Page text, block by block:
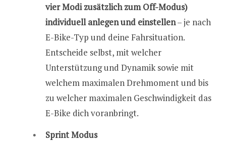
vier Modi zusätzlich zum Off-Modus)
individuell anlegen und einstellen– je nach
E-Bike-Typ und deine Fahrsituation.
Entscheide selbst, mit welcher
Unterstützung und Dynamik sowie mit
welchem maximalen Drehmoment und bis
zu welcher maximalen Geschwindigkeit das
E-Bike dich voranbringt.
Sprint Modus